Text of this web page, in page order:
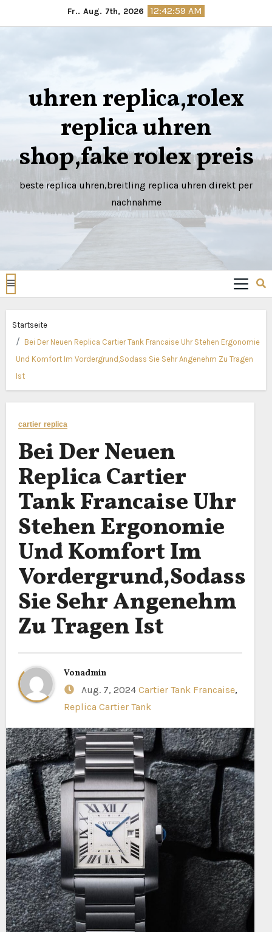
zum
Fr.. Aug. 7th, 2026 12:43:00 AM
uhren replica,rolex
replica uhren
shop,fake rolex preis
beste replica uhren,breitling replica uhren direkt per
nachnahme
Startseite
Bei Der Neuen Replica Cartier Tank Francaise Uhr Stehen Ergonomie
Und Komfort Im Vordergrund,Sodass Sie Sehr Angenehm Zu Tragen
Ist
cartier replica
Bei Der Neuen
Replica Cartier
Tank Francaise Uhr
Stehen Ergonomie
Und Komfort Im
Vordergrund,Sodass
Sie Sehr Angenehm
Zu Tragen Ist
Vonadmin
Aug. 7, 2024 Cartier Tank Francaise,
Replica Cartier Tank